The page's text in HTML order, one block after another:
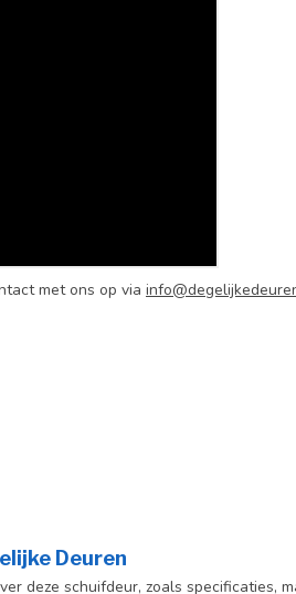
met ons op via
Deuren
deze schuifdeur, zoals specificaties,